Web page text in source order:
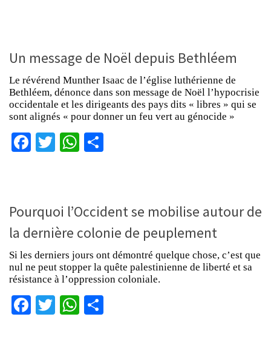
Un message de Noël depuis Bethléem
Le révérend Munther Isaac de l’église luthérienne de
Bethléem, dénonce dans son message de Noël l’hypocrisie
occidentale et les dirigeants des pays dits « libres » qui se
sont alignés « pour donner un feu vert au génocide »
Facebook
TwitterWhatsApp
Pourquoi l’Occident se mobilise autour de
la dernière colonie de peuplement
Si les derniers jours ont démontré quelque chose, c’est que
nul ne peut stopper la quête palestinienne de liberté et sa
résistance à l’oppression coloniale.
Facebook
TwitterWhatsApp